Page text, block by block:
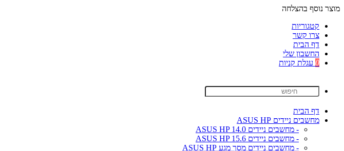
מוצר נוסף בהצלחה
קטגוריות
צרו קשר
דף הבית
החשבון שלי
0 עגלת קניות
דף הבית
מחשבים ניידים ASUS HP
- מחשבים ניידים ASUS HP 14.0
- מחשבים ניידים ASUS HP 15.6
- מחשבים ניידים מסך מגע ASUS HP